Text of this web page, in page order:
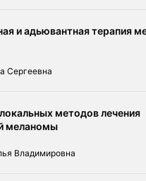
и адьювантная терапия
Сергеевна
методов лечения
меланомы
Владимировна